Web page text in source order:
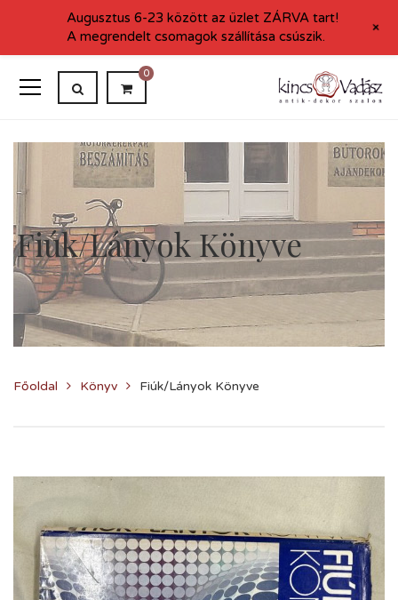
0
Fiúk/Lányok Könyve
Főoldal Könyv Fiúk/Lányok Könyve
Augusztus 6-23 között az üzlet ZÁRVA tart!
A megrendelt csomagok szállítása csúszik.
+